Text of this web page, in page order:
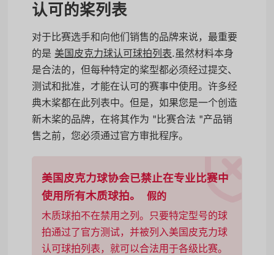
认可的桨列表
对于比赛选手和向他们销售的品牌来说，最重要
的是 美国皮克力球认可球拍列表.虽然材料本身
是合法的，但每种特定的桨型都必须经过提交、
测试和批准，才能在认可的赛事中使用。许多经
典木桨都在此列表中。但是，如果您是一个创造
新木桨的品牌，在将其作为 "比赛合法 "产品销
售之前，您必须通过官方审批程序。
美国皮克力球协会已禁止在专业比赛中
使用所有木质球拍。
假的
木质球拍不在禁用之列。只要特定型号的球
拍通过了官方测试，并被列入美国皮克力球
认可球拍列表，就可以合法用于各级比赛。